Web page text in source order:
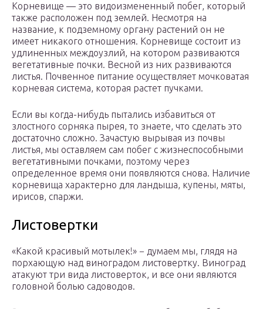
Корневище — это видоизмененный побег, который
также расположен под землей. Несмотря на
название, к подземному органу растений он не
имеет никакого отношения. Корневище состоит из
удлиненных междоузлий, на котором развиваются
вегетативные почки. Весной из них развиваются
листья. Почвенное питание осуществляет мочковатая
корневая система, которая растет пучками.
Если вы когда-нибудь пытались избавиться от
злостного сорняка пырея, то знаете, что сделать это
достаточно сложно. Зачастую вырывая из почвы
листья, мы оставляем сам побег с жизнеспособными
вегетативными почками, поэтому через
определенное время они появляются снова. Наличие
корневища характерно для ландыша, купены, мяты,
ирисов, спаржи.
Листовертки
«Какой красивый мотылек!» − думаем мы, глядя на
порхающую над виноградом листовертку. Виноград
атакуют три вида листоверток, и все они являются
головной болью садоводов.